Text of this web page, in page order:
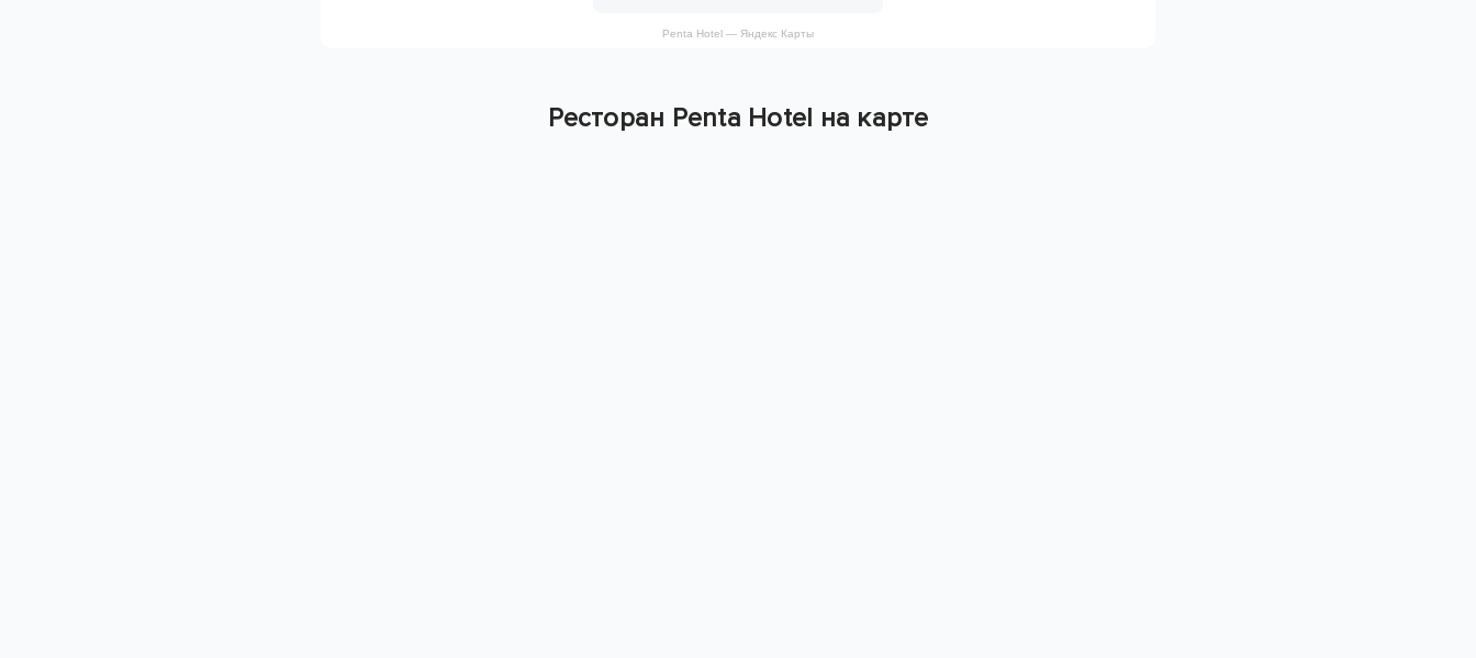
Penta Hotel — Яндекс Карты
Ресторан Penta Hotel на карте